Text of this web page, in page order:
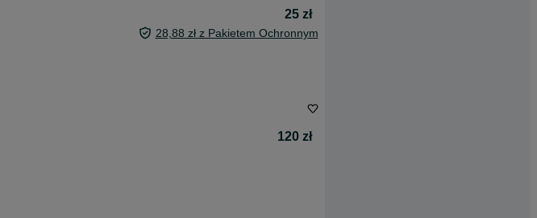
25 zł
28,88 zł z Pakietem Ochronnym
120 zł